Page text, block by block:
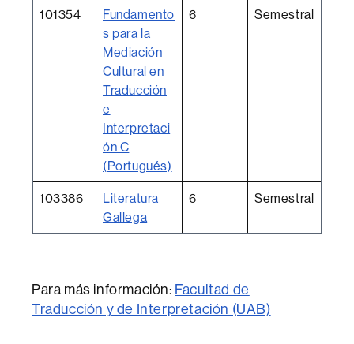
101354
Fundamento
s para la
Mediación
Cultural en
Traducción
e
Interpretaci
ón C
(Portugués)
6 Semestral
103386
Literatura
Gallega
6 Semestral
Para más información: Facultad de
Traducción y de Interpretación (UAB)